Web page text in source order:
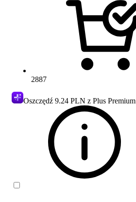
2887
Oszczędź 9.24 PLN z Plus Premium